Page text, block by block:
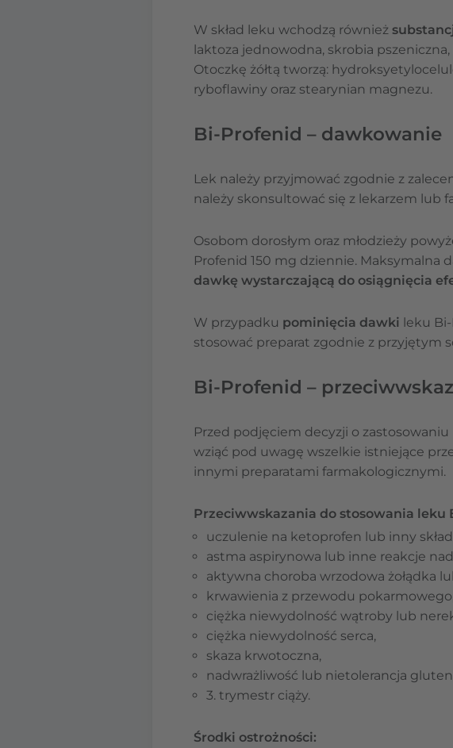
W skład leku wchodzą również
laktoza jednowodna, skrobia
Otoczkę żółtą tworzą:
ryboflawiny oraz stearynian magnezu.
Bi-Profenid – dawkowanie
Lek należy przyjmować zgodnie z
należy skonsultować się z lekarzem lub
Osobom dorosłym oraz młodzieży
Profenid 150 mg dziennie. Maksymalna
dawkę wystarczającą do osiągnięcia
W przypadku pominięcia dawki leku
stosować preparat zgodnie z przyjętym
Bi-Profenid –
Przed podjęciem decyzji o
wziąć pod uwagę wszelkie istniejące
innymi preparatami farmakologicznymi.
Przeciwwskazania do stosowania leku
uczulenie na ketoprofen lub inny
astma aspirynowa lub inne reakcje
aktywna choroba wrzodowa żołądka
krwawienia z przewodu
ciężka niewydolność wątroby lub
ciężka niewydolność serca,
skaza krwotoczna,
nadwrażliwość lub nietolerancja
3. trymestr ciąży.
Środki ostrożności: